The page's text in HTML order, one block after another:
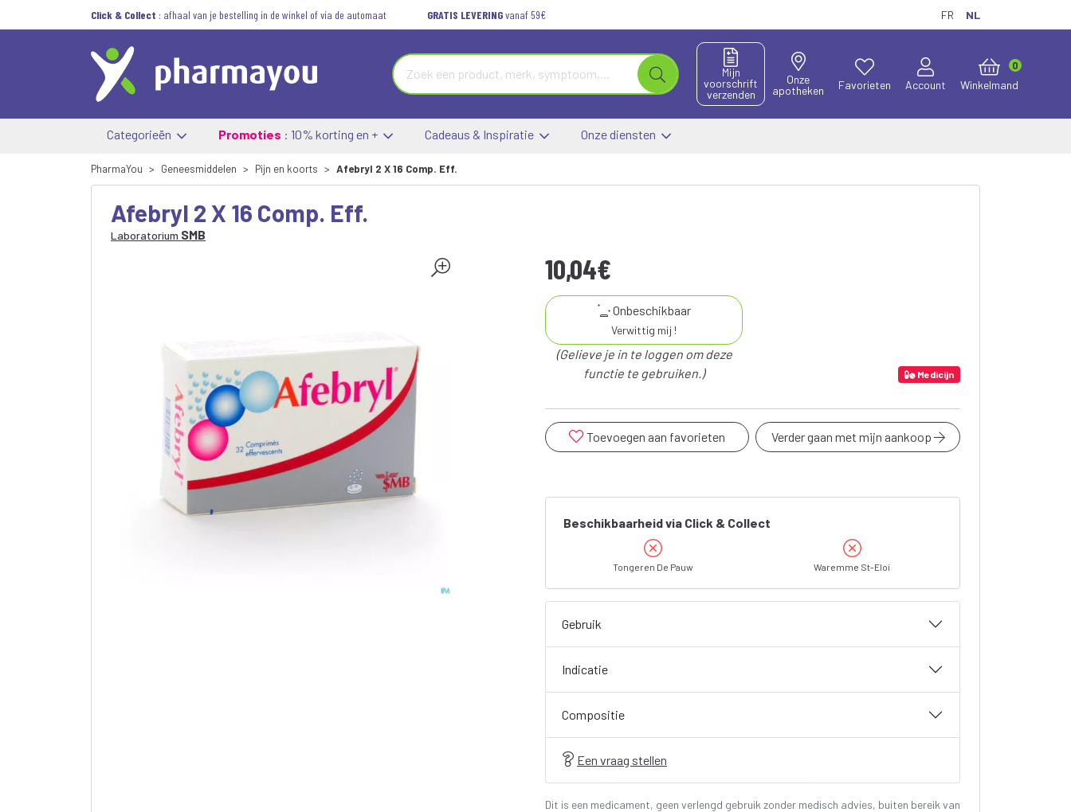
Click & Collect : afhaal van je bestelling in de winkel of via de automaat GRATIS LEVERINGvanaf 59€ FR NL
Onze
apotheken
Mijn
voorschrift
verzenden
Favorieten Account Winkelmand
0
Categorieën Promoties : 10% korting en + Cadeaus & Inspiratie Onze diensten
PharmaYou Geneesmiddelen Pijn en koorts Afebryl 2 X 16 Comp. Eff.
Afebryl 2 X 16 Comp. Eff.
Laboratorium SMB
10,04€
Onbeschikbaar
Verwittig mij !
(Gelieve je in te loggen om deze
functie te gebruiken.)
Medicijn
Toevoegen aan favorieten Verder gaan met mijn aankoop
Beschikbaarheid via Click & Collect
Tongeren De Pauw Waremme St-Eloi
Gebruik
Indicatie
Compositie
Een vraag stellen
Dit is een medicament, geen verlengd gebruik zonder medisch advies, buiten bereik van